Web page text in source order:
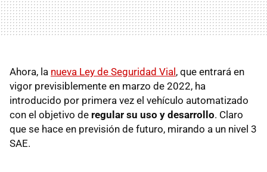
Ahora, la nueva Ley de Seguridad Vial, que entrará en
vigor previsiblemente en marzo de 2022, ha
introducido por primera vez el vehículo automatizado
con el objetivo de regular su uso y desarrollo. Claro
que se hace en previsión de futuro, mirando a un nivel 3
SAE.